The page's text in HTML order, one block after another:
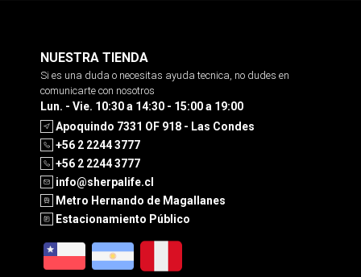
NUESTRA TIENDA
Si es una duda o necesitas ayuda tecnica, no dudes en
comunicarte con nosotros
Lun. - Vie. 10:30 a 14:30 - 15:00 a 19:00
Apoquindo 7331 OF 918 - Las Condes
+56 2 2244 3777
+56 2 2244 3777
info@sherpalife.cl
Metro Hernando de Magallanes
Estacionamiento Público